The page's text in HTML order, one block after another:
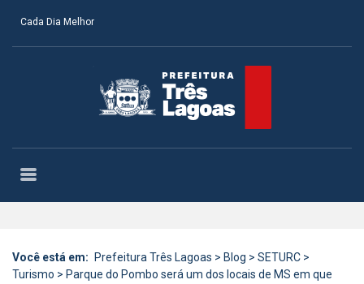
Cada Dia Melhor
Você está em: Prefeitura Três Lagoas > Blog > SETURC >
Turismo > Parque do Pombo será um dos locais de MS em que